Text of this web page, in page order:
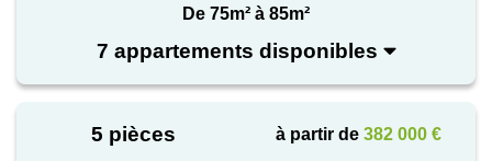
C’est une opportunité unique pour habiter ou investir
dans l’un des plus beaux cadres urbains de France.
De 75m² à 85m²
7 appartements disponibles
5 pièces à partir de 382 000 €